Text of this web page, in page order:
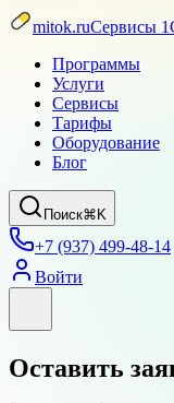
mitok.ruСервисы
Программы
Услуги
Сервисы
Тарифы
Оборудование
Блог
Поиск⌘K
+7 (937) 499-48-14
Войти
Оставить